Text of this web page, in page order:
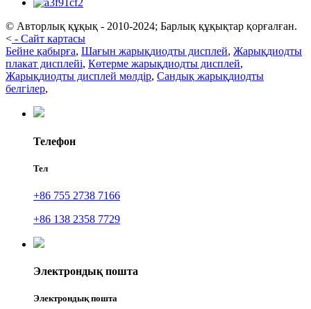
© Авторлық құқық - 2010-2024; Барлық құқықтар қорғалған.
< - Сайт картасы
Бейне қабырға, Шағын жарықдиодты дисплей, Жарықдиодты
плакат дисплейі, Көтерме жарықдиодты дисплей,
Жарықдиодты дисплей мөлдір, Сандық жарықдиодты
белгілер,
Телефон
Тел
+86 755 2738 7166
+86 138 2358 7729
Электрондық пошта
Электрондық пошта